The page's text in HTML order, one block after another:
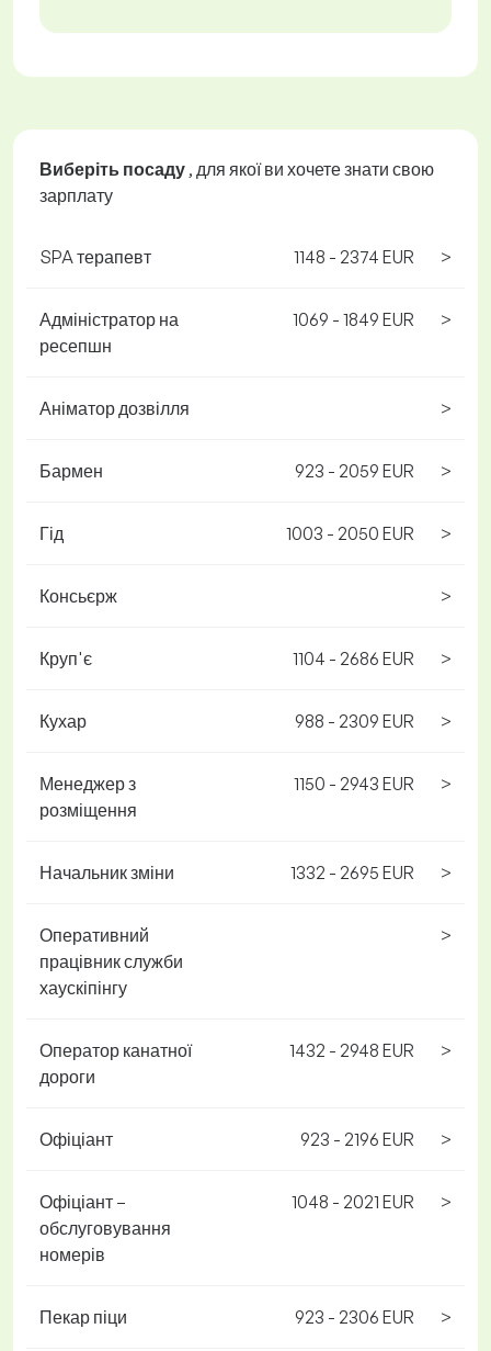
Виберіть посаду , для якої ви хочете знати свою
зарплату
SPA терапевт 1148 - 2374 EUR >
Адміністратор на
ресепшн
1069 - 1849 EUR >
Аніматор дозвілля >
Бармен 923 - 2059 EUR >
Гід 1003 - 2050 EUR >
Консьєрж >
Круп'є 1104 - 2686 EUR >
Кухар 988 - 2309 EUR >
Менеджер з
розміщення
1150 - 2943 EUR >
Начальник зміни 1332 - 2695 EUR >
Оперативний
працівник служби
хаускіпінгу
>
Оператор канатної
дороги
1432 - 2948 EUR >
Офіціант 923 - 2196 EUR >
Офіціант –
обслуговування
номерів
1048 - 2021 EUR >
Пекар піци 923 - 2306 EUR >